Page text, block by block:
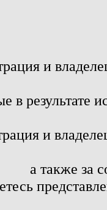
и
в результате
и
а также за